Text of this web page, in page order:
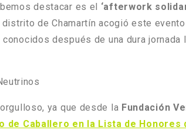
destacar es el ‘afterwork
de Chamartín acogió este
después de una dura jornada
ya que desde la Fundación
Caballero en la Lista de Honores